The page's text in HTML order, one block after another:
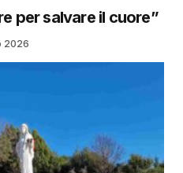
per salvare il cuore”
2026